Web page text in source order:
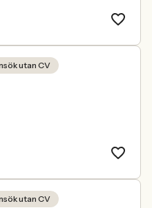
utan CV
utan CV